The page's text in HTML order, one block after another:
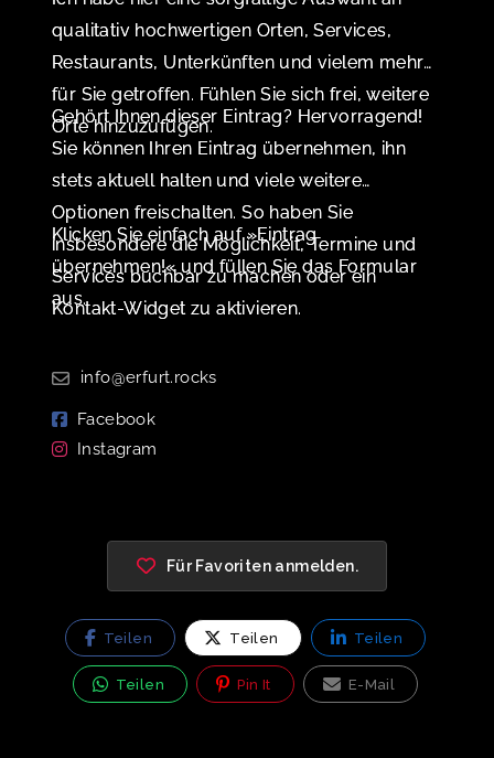
qualitativ hochwertigen Orten, Services,
Restaurants, Unterkünften und vielem mehr
für Sie getroffen. Fühlen Sie sich frei, weitere
Orte hinzuzufügen.
Gehört Ihnen dieser Eintrag? Hervorragend!
Sie können Ihren Eintrag übernehmen, ihn
stets aktuell halten und viele weitere
Optionen freischalten. So haben Sie
insbesondere die Möglichkeit, Termine und
Services buchbar zu machen oder ein
Kontakt-Widget zu aktivieren.
Klicken Sie einfach auf »Eintrag
übernehmen!« und füllen Sie das Formular
aus.
info@erfurt.rocks
Facebook
Instagram
Für Favoriten anmelden.
Teilen Teilen Teilen
Teilen Pin It E-Mail